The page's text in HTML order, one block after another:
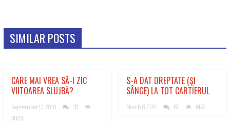
SIMILAR POSTS
CARE MAI VREA SĂ-I ZIC
VIITOAREA SLUJBĂ?
September 13, 2010
39
3029
S-A DAT DREPTATE (ŞI
SÂNGE) LA TOT CARTIERUL
March 8, 2012 62 6159